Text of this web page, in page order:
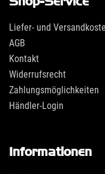
Liefer- und
AGB
Kontakt
Widerrufsrecht
Zahlungsmöglichkeiten
Händler-Login
Informationen